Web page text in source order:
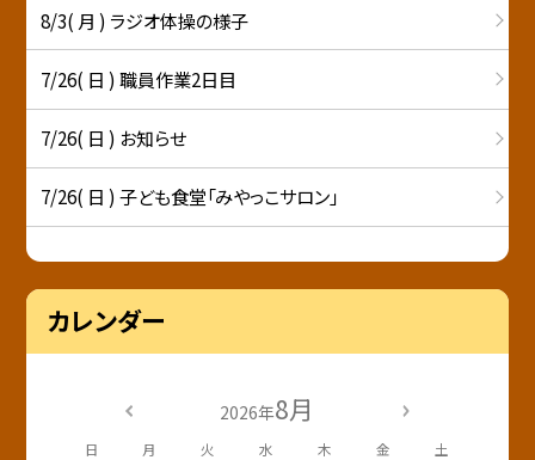
8/3( 月 ) ラジオ体操の様子
7/26( 日 ) 職員作業2日目
7/26( 日 ) お知らせ
7/26( 日 ) 子ども食堂「みやっこサロン」
カレンダー
2026年8月
日 月 火 水 木 金 土